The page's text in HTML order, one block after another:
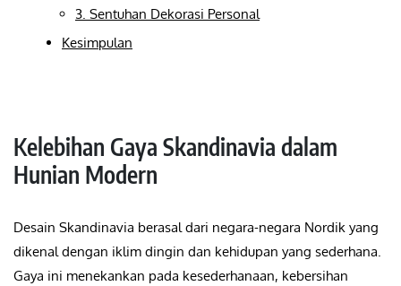
3. Sentuhan Dekorasi Personal
Kesimpulan
Kelebihan Gaya Skandinavia dalam
Hunian Modern
Desain Skandinavia berasal dari negara-negara Nordik yang
dikenal dengan iklim dingin dan kehidupan yang sederhana.
Gaya ini menekankan pada kesederhanaan, kebersihan